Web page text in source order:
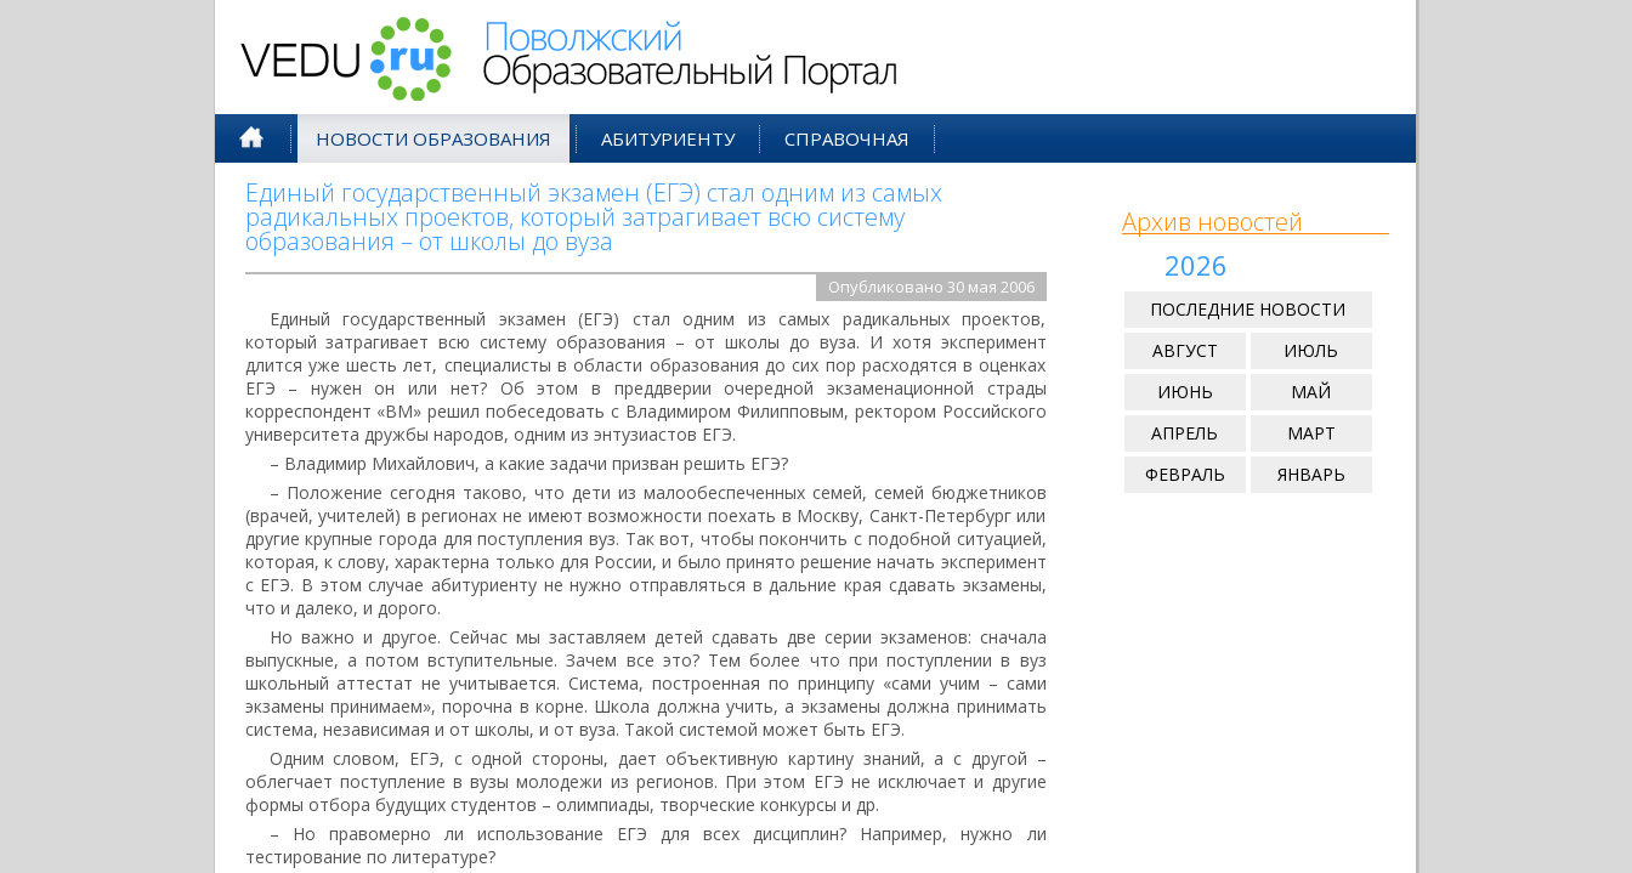
НОВОСТИ ОБРАЗОВАНИЯ АБИТУРИЕНТУ СПРАВОЧНАЯ
Единый государственный экзамен (ЕГЭ) стал одним из самых
радикальных проектов, который затрагивает всю систему
образования – от школы до вуза
Опубликовано 30 мая 2006
Единый государственный экзамен (ЕГЭ) стал одним из самых радикальных проектов,
который затрагивает всю систему образования – от школы до вуза. И хотя эксперимент
длится уже шесть лет, специалисты в области образования до сих пор расходятся в оценках
ЕГЭ – нужен он или нет? Об этом в преддверии очередной экзаменационной страды
корреспондент «ВМ» решил побеседовать с Владимиром Филипповым, ректором Российского
университета дружбы народов, одним из энтузиастов ЕГЭ.
– Владимир Михайлович, а какие задачи призван решить ЕГЭ?
– Положение сегодня таково, что дети из малообеспеченных семей, семей бюджетников
(врачей, учителей) в регионах не имеют возможности поехать в Москву, Санкт-Петербург или
другие крупные города для поступления вуз. Так вот, чтобы покончить с подобной ситуацией,
которая, к слову, характерна только для России, и было принято решение начать эксперимент
с ЕГЭ. В этом случае абитуриенту не нужно отправляться в дальние края сдавать экзамены,
что и далеко, и дорого.
Но важно и другое. Сейчас мы заставляем детей сдавать две серии экзаменов: сначала
выпускные, а потом вступительные. Зачем все это? Тем более что при поступлении в вуз
школьный аттестат не учитывается. Система, построенная по принципу «сами учим – сами
экзамены принимаем», порочна в корне. Школа должна учить, а экзамены должна принимать
система, независимая и от школы, и от вуза. Такой системой может быть ЕГЭ.
Одним словом, ЕГЭ, с одной стороны, дает объективную картину знаний, а с другой –
облегчает поступление в вузы молодежи из регионов. При этом ЕГЭ не исключает и другие
формы отбора будущих студентов – олимпиады, творческие конкурсы и др.
– Но правомерно ли использование ЕГЭ для всех дисциплин? Например, нужно ли
тестирование по литературе?
Архив новостей
2026
ПОСЛЕДНИЕ НОВОСТИ
АВГУСТ
ИЮЛЬ
ИЮНЬ
МАЙ
АПРЕЛЬ
МАРТ
ФЕВРАЛЬ
ЯНВАРЬ